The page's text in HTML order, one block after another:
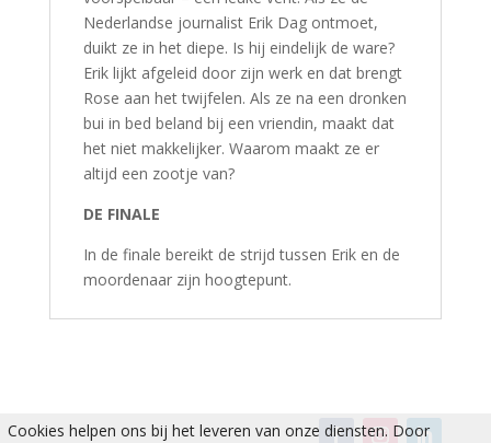
Nederlandse journalist Erik Dag ontmoet,
duikt ze in het diepe. Is hij eindelijk de ware?
Erik lijkt afgeleid door zijn werk en dat brengt
Rose aan het twijfelen. Als ze na een dronken
bui in bed beland bij een vriendin, maakt dat
het niet makkelijker. Waarom maakt ze er
altijd een zootje van?
DE FINALE
In de finale bereikt de strijd tussen Erik en de
moordenaar zijn hoogtepunt.
Cookies helpen ons bij het leveren van onze diensten. Door